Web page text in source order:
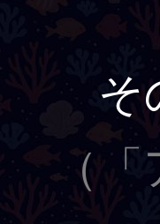
そ
（「